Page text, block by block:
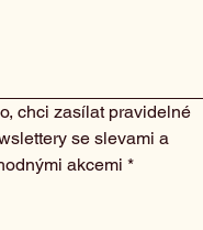
chci zasílat pravidelné
se slevami a
akcemi *